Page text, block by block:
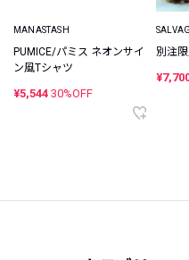
MANASTASH
PUMICE/パミス ネオンサイ
ン風Tシャツ
¥5,544 30%OFF
別注